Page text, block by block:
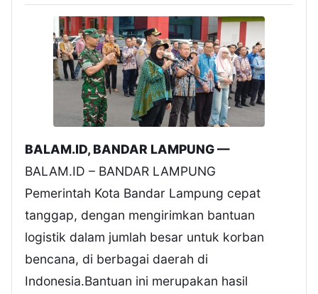
BALAM.ID, BANDAR LAMPUNG —
BALAM.ID – BANDAR LAMPUNG
Pemerintah Kota Bandar Lampung cepat
tanggap, dengan mengirimkan bantuan
logistik dalam jumlah besar untuk korban
bencana, di berbagai daerah di
Indonesia.Bantuan ini merupakan hasil